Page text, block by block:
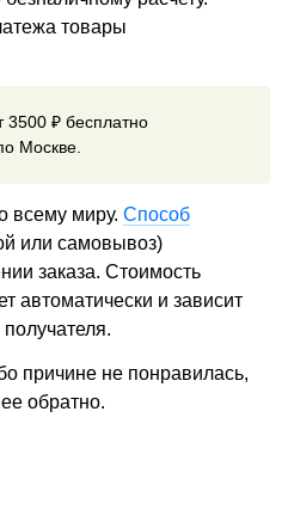
товары
3500 ₽ бесплатно
Москве.
всему миру. Способ
или самовывоз)
заказа. Стоимость
автоматически и зависит
причине не понравилась,
обратно.